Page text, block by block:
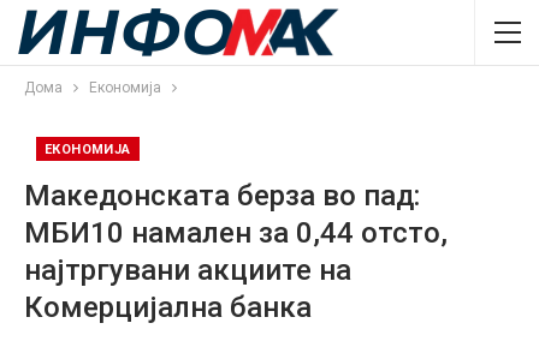
Дома Економија
ЕКОНОМИЈА
Македонската берза во пад:
МБИ10 намален за 0,44 отсто,
најтргувани акциите на
Комерцијална банка